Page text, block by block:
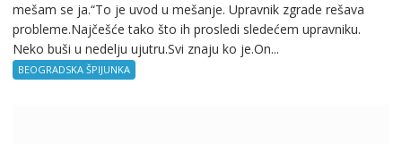
mešam se ja.“To je uvod u mešanje. Upravnik zgrade rešava
probleme.Najčešće tako što ih prosledi sledećem upravniku.
Neko buši u nedelju ujutru.Svi znaju ko je.On...
BEOGRADSKA ŠPIJUNKA